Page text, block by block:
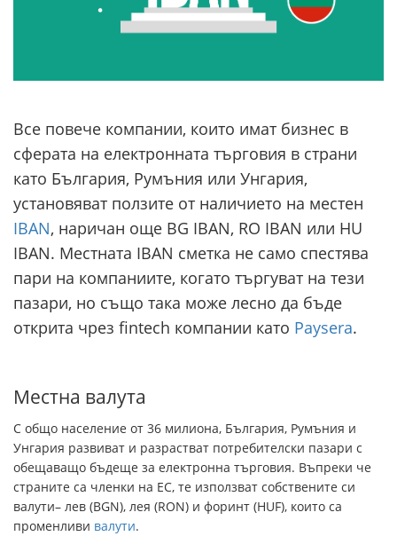
Все повече компании, които имат бизнес в
сферата на електронната търговия в страни
като България, Румъния или Унгария,
установяват ползите от наличието на местен
IBAN, наричан още BG IBAN, RO IBAN или HU
IBAN. Местната IBAN сметка не само спестява
пари на компаниите, когато търгуват на тези
пазари, но също така може лесно да бъде
открита чрез fintech компании като Paysera.
Местна валута
С общо население от 36 милиона, България, Румъния и
Унгария развиват и разрастват потребителски пазари с
обещаващо бъдеще за електронна търговия. Въпреки че
страните са членки на ЕС, те използват собствените си
валути– лев (BGN), лея (RON) и форинт (HUF), които са
променливи валути.